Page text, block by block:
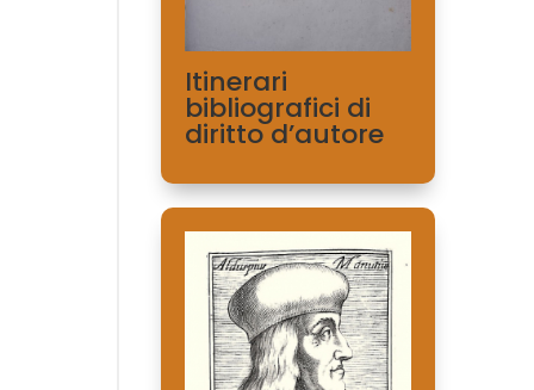
Itinerari
bibliografici di
diritto d’autore